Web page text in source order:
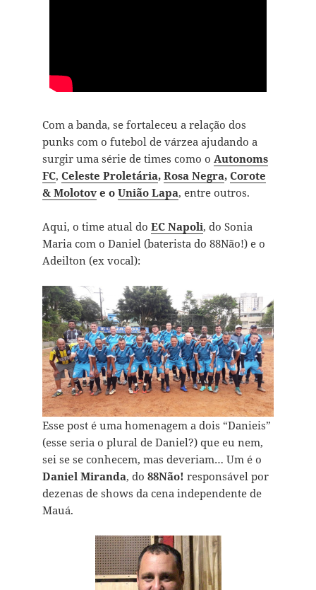
Com a banda, se fortaleceu a relação dos
punks com o futebol de várzea ajudando a
surgir uma série de times como o Autonoms
FC, Celeste Proletária, Rosa Negra, Corote
& Molotove o União Lapa, entre outros.
Aqui, o time atual do EC Napoli, do Sonia
Maria com o Daniel (baterista do 88Não!) e o
Adeilton (ex vocal):
Esse post é uma homenagem a dois “Danieis”
(esse seria o plural de Daniel?) que eu nem,
sei se se conhecem, mas deveriam… Um é o
Daniel Miranda, do 88Não! responsável por
dezenas de shows da cena independente de
Mauá.